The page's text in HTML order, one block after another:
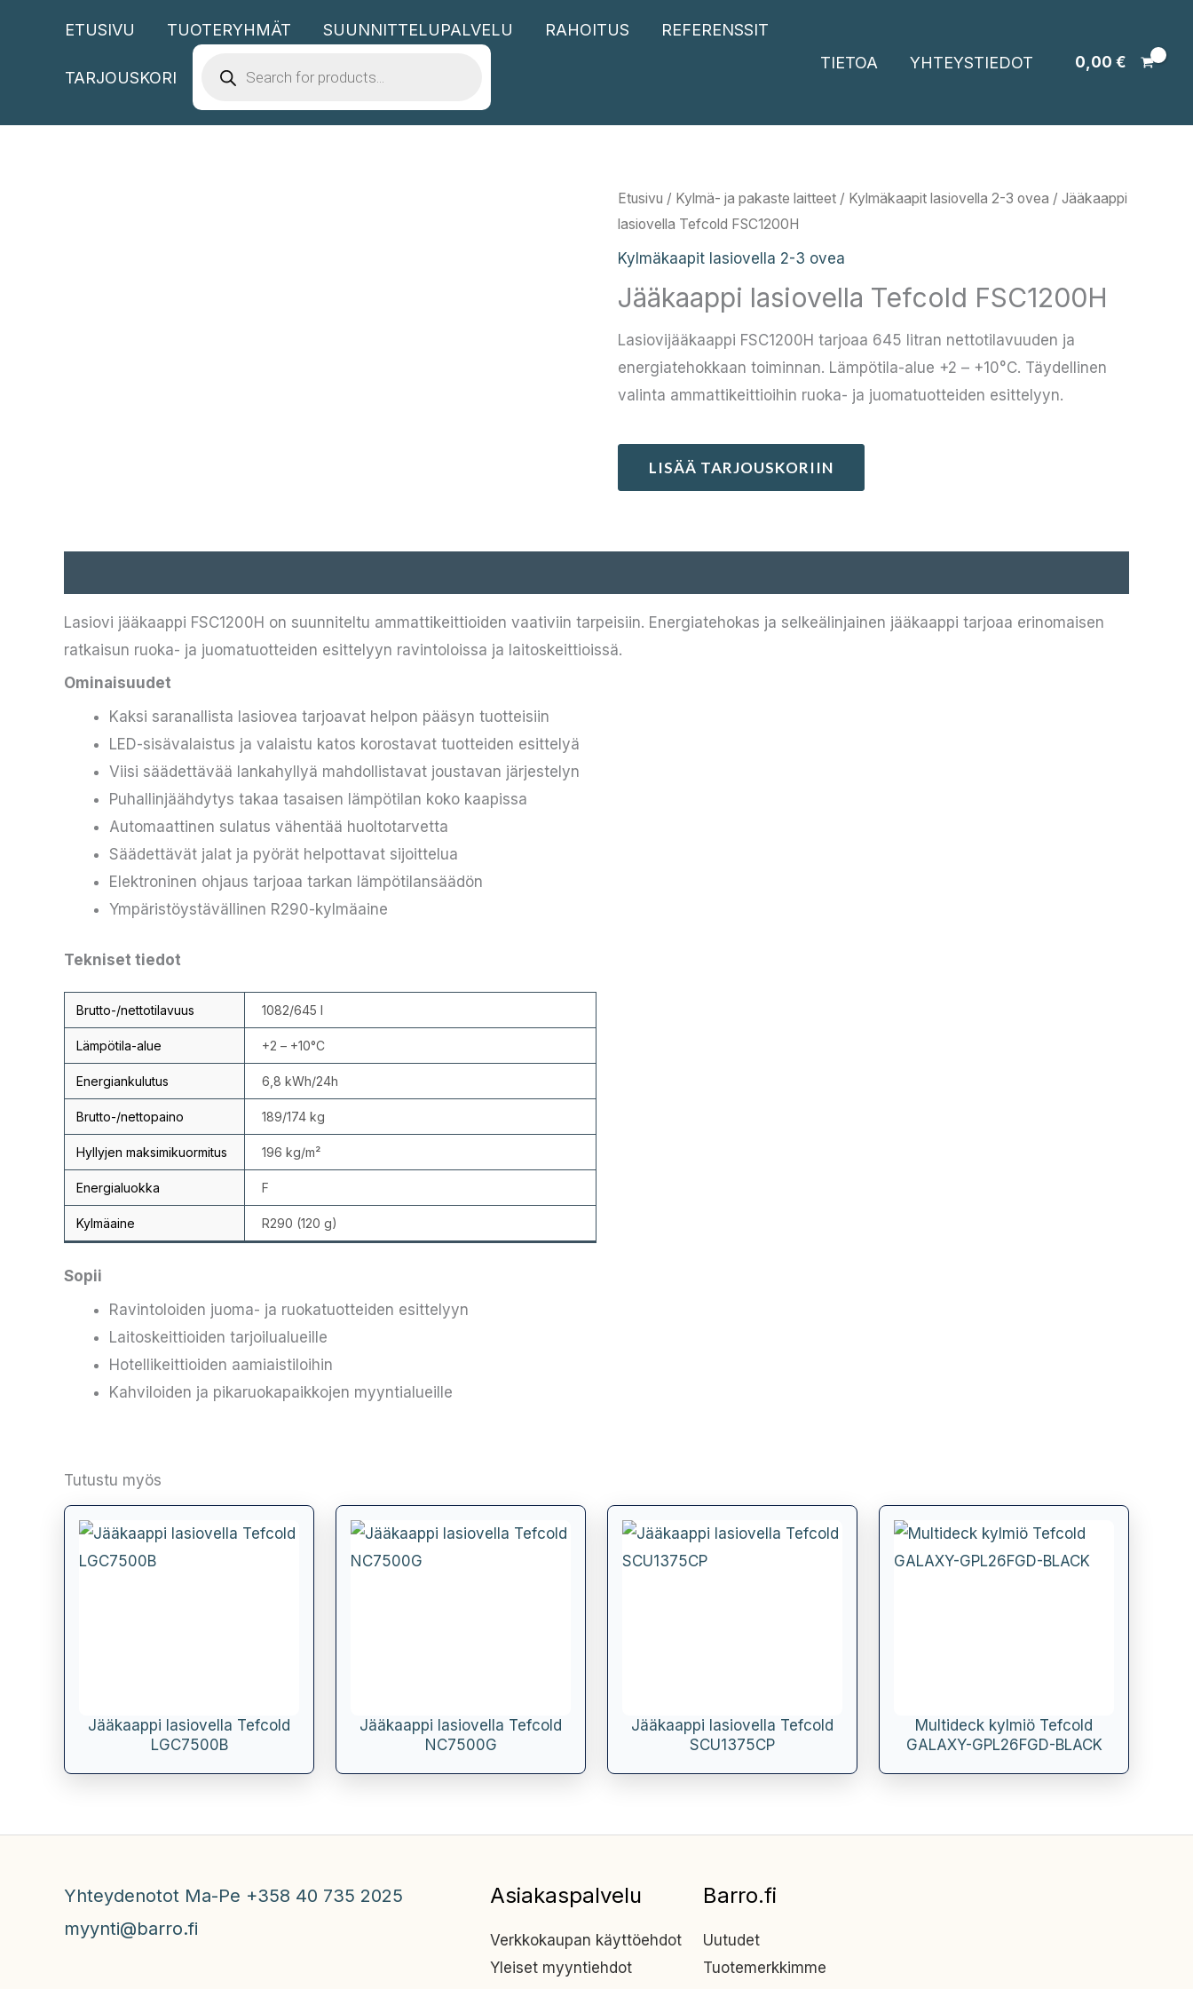
ETUSIVU TUOTERYHMÄT SUUNNITTELUPALVELU RAHOITUS REFERENSSIT
TARJOUSKORI
SEARCH
TIETOA YHTEYSTIEDOT 0,00 €
Etusivu / Kylmä- ja pakaste laitteet / Kylmäkaapit lasiovella 2-3 ovea / Jääkaappi
lasiovella Tefcold FSC1200H
Kylmäkaapit lasiovella 2-3 ovea
Jääkaappi lasiovella Tefcold FSC1200H
Lasiovijääkaappi FSC1200H tarjoaa 645 litran nettotilavuuden ja
energiatehokkaan toiminnan. Lämpötila-alue +2 – +10°C. Täydellinen
valinta ammattikeittioihin ruoka- ja juomatuotteiden esittelyyn.
LISÄÄ TARJOUSKORIIN
Lasiovi jääkaappi FSC1200H on suunniteltu ammattikeittioiden vaativiin tarpeisiin. Energiatehokas ja selkeälinjainen jääkaappi tarjoaa erinomaisen
ratkaisun ruoka- ja juomatuotteiden esittelyyn ravintoloissa ja laitoskeittioissä.
Ominaisuudet
Kaksi saranallista lasiovea tarjoavat helpon pääsyn tuotteisiin
LED-sisävalaistus ja valaistu katos korostavat tuotteiden esittelyä
Viisi säädettävää lankahyllyä mahdollistavat joustavan järjestelyn
Puhallinjäähdytys takaa tasaisen lämpötilan koko kaapissa
Automaattinen sulatus vähentää huoltotarvetta
Säädettävät jalat ja pyörät helpottavat sijoittelua
Elektroninen ohjaus tarjoaa tarkan lämpötilansäädön
Ympäristöystävällinen R290-kylmäaine
Tekniset tiedot
Brutto-/nettotilavuus 1082/645 l
Lämpötila-alue +2 – +10°C
Energiankulutus 6,8 kWh/24h
Brutto-/nettopaino 189/174 kg
Hyllyjen maksimikuormitus 196 kg/m²
Energialuokka F
Kylmäaine R290 (120 g)
Sopii
Ravintoloiden juoma- ja ruokatuotteiden esittelyyn
Laitoskeittioiden tarjoilualueille
Hotellikeittioiden aamiaistiloihin
Kahviloiden ja pikaruokapaikkojen myyntialueille
Tutustu myös
Jääkaappi lasiovella Tefcold
LGC7500B
Jääkaappi lasiovella Tefcold
NC7500G
Jääkaappi lasiovella Tefcold
SCU1375CP
Multideck kylmiö Tefcold
GALAXY-GPL26FGD-BLACK
Yhteydenotot Ma-Pe +358 40 735 2025
myynti@barro.fi
Asiakaspalvelu
Verkkokaupan käyttöehdot
Yleiset myyntiehdot
Barro.fi
Uutudet
Tuotemerkkimme